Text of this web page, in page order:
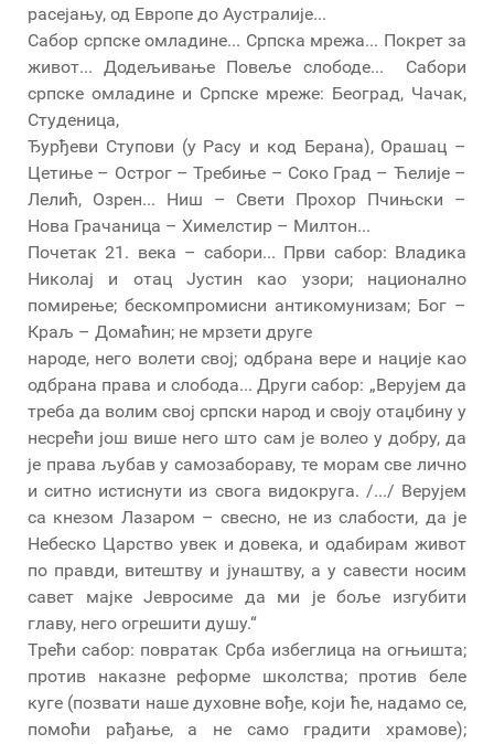
расејању, од Европе до Аустралије...
Сабор српске омладине... Српска мрежа... Покрет за
живот... Додељивање Повеље слободе... Сабори
српске омладине и Српске мреже: Београд, Чачак,
Студеница,
Ђурђеви Ступови (у Расу и код Берана), Орашац –
Цетиње – Острог – Требиње – Соко Град – Ћелије –
Лелић, Озрен... Ниш – Свети Прохор Пчињски –
Нова Грачаница – Химелстир – Милтон...
Почетак 21. века – сабори... Први сабор: Владика
Николај и отац Јустин као узори; национално
помирење; бескомпромисни антикомунизам; Бог –
Краљ – Домаћин; не мрзети друге
народе, него волети свој; одбрана вере и нације као
одбрана права и слобода... Други сабор: „Верујем да
треба да волим свој српски народ и своју отаџбину у
несрећи још више него што сам је волео у добру, да
је права љубав у самозабораву, те морам све лично
и ситно истиснути из свога видокруга. /.../ Верујем
са кнезом Лазаром – свесно, не из слабости, да је
Небеско Царство увек и довека, и одабирам живот
по правди, витештву и јунаштву, а у савести носим
савет мајке Јевросиме да ми је боље изгубити
главу, него огрешити душу.“
Трећи сабор: повратак Срба избеглица на огњишта;
против наказне реформе школства; против беле
куге (позвати наше духовне вође, који ће, надамо се,
помоћи рађање, а не само градити храмове);